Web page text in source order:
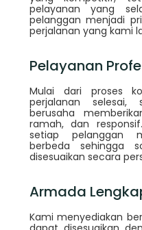
pelayanan yang
pelanggan menjadi
perjalanan yang kami
Pelayanan
Mulai dari proses
perjalanan
berusaha
ramah, dan
setiap pelanggan
berbeda sehingga
disesuaikan secara
Armada
Kami menyediakan